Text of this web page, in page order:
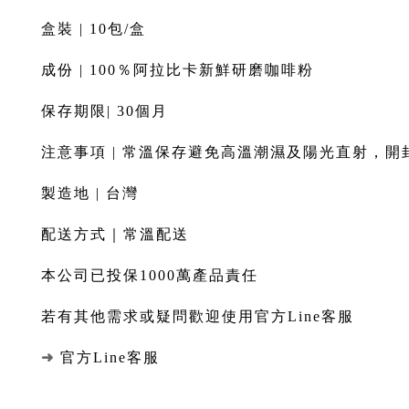
盒裝 | 10包/盒
成份 | 100％阿拉比卡新鮮研磨咖啡粉
保存期限| 30個月
注意事項 | 常溫保存避免高溫潮濕及陽光直射，開
製造地 | 台灣
配送方式｜常溫配送
本公司已投保1000萬產品責任
若有其他需求或疑問歡迎使用官方Line客服
➜ 官方Line客服